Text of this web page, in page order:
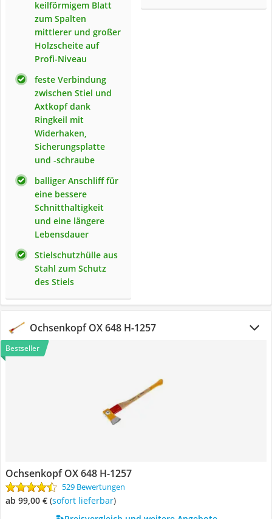
keilförmigem Blatt
zum Spalten
mittlerer und großer
Holzscheite auf
Profi-Niveau
feste Verbindung
zwischen Stiel und
Axtkopf dank
Ringkeil mit
Widerhaken,
Sicherungsplatte
und -schraube
balliger Anschliff für
eine bessere
Schnitthaltigkeit
und eine längere
Lebensdauer
Stielschutzhülle aus
Stahl zum Schutz
des Stiels
Ochsenkopf OX 648 H-1257
Bestseller
Ochsenkopf OX 648 H-1257
529 Bewertungen
ab 99,00 € ( Sofort lieferbar)